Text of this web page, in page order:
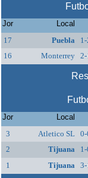
Jor Local
17
Puebla 1-
16
Monterrey 2-
Jor Local
3
Atletico SL 0-
2
Tijuana 1-
1
Tijuana 3-